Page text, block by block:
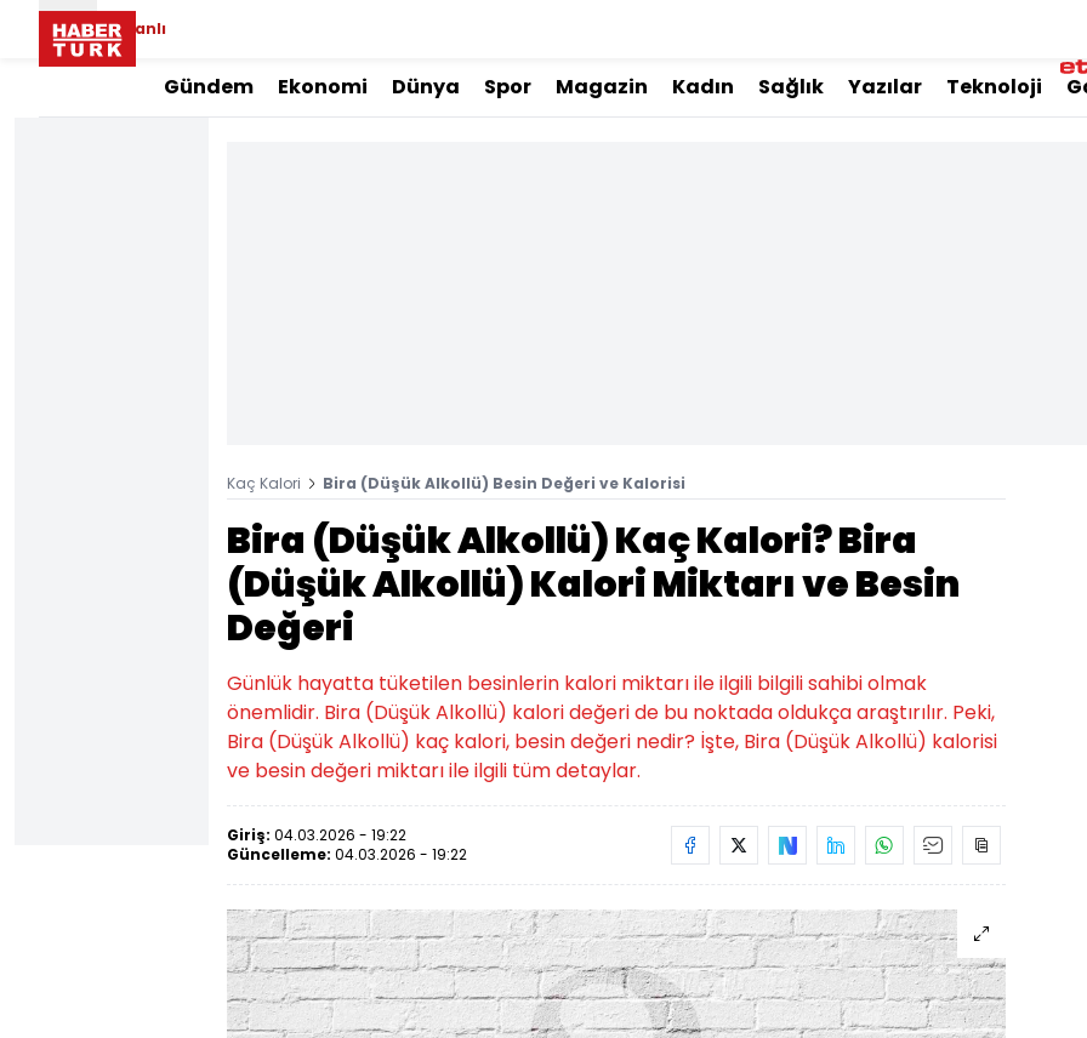
Canlı
Gündem Ekonomi Dünya Spor Magazin Kadın Sağlık Yazılar Teknoloji
Kaç Kalori Bira (Düşük Alkollü) Besin Değeri ve Kalorisi
Bira (Düşük Alkollü) Kaç Kalori? Bira
(Düşük Alkollü) Kalori Miktarı ve Besin
Değeri
Günlük hayatta tüketilen besinlerin kalori miktarı ile ilgili bilgili sahibi olmak
önemlidir. Bira (Düşük Alkollü) kalori değeri de bu noktada oldukça araştırılır. Peki,
Bira (Düşük Alkollü) kaç kalori, besin değeri nedir? İşte, Bira (Düşük Alkollü) kalorisi
ve besin değeri miktarı ile ilgili tüm detaylar.
Giriş: 04.03.2026 - 19:22
Güncelleme: 04.03.2026 - 19:22